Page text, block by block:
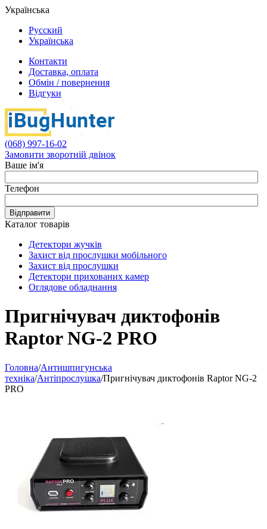
Українська
Русский
Українська
Контакти
Доставка, оплата
Обмін / повернення
Відгуки
(068) 997-16-02
Замовити зворотній двінок
Ваше ім'я
Телефон
Відправити
Каталог товарів
Детектори жучків
Захист від прослушки мобільного
Захист від прослушки
Детектори прихованих камер
Оглядове обладнання
Пригнічувач диктофонів
Raptor NG-2 PRO
Головна/Антишпигунська
техніка/Антіпрослушка/Пригнічувач диктофонів Raptor NG-2
PRO